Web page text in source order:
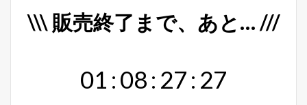
\\\ 販売終了まで、あと… ///
01 :08: 27: 26